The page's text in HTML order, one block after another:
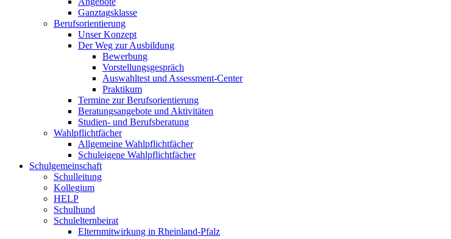
Ganztagsklasse
Berufsorientierung
Unser Konzept
Der Weg zur Ausbildung
Bewerbung
Vorstellungsgespräch
Auswahltest und Assessment-Center
Praktikum
Termine zur Berufsorientierung
Beratungsangebote und Aktivitäten
Studien- und Berufsberatung
Wahlpflichtfächer
Allgemeine Wahlpflichtfächer
Schuleigene Wahlpflichtfächer
Schulgemeinschaft
Schulleitung
Kollegium
HELP
Schulhund
Schulelternbeirat
Elternmitwirkung in Rheinland-Pfalz